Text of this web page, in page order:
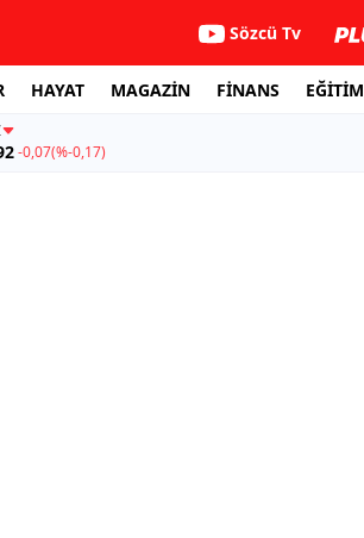
Sözcü Tv
HAYAT MAGAZİN FİNANS EĞİTİM
-0,07(%-0,17)